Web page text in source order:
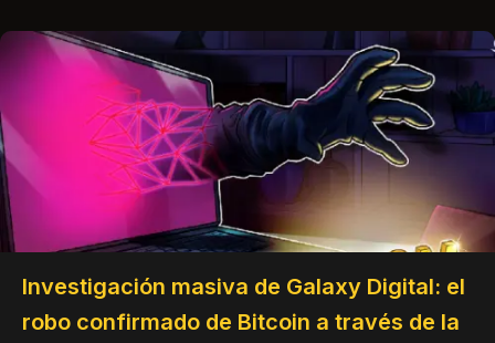
Investigación masiva de Galaxy Digital: el
robo confirmado de Bitcoin a través de la